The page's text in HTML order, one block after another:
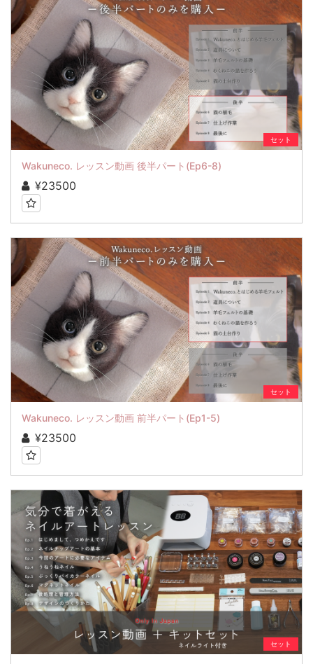
セット
Wakuneco. レッスン動画 後半パート(Ep6-8)
¥23500
セット
Wakuneco. レッスン動画 前半パート(Ep1-5)
¥23500
セット